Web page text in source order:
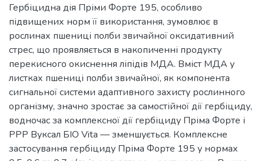
Гербіцидна дія Пріми Форте 195, особливо
підвищених норм її використання, зумовлює в
рослинах пшениці полби звичайної оксидативний
стрес, що проявляється в накопиченні продукту
перекисного окиснення ліпідів МДА. Вміст МДА у
листках пшениці полби звичайної, як компонента
сигнальної системи адаптивного захисту рослинного
організму, значно зростає за самостійної дії гербіциду,
водночас за комплексної дії гербіциду Пріма Форте і
РРР Вуксал БІО Vita — зменшується. Комплексне
застосування гербіциду Пріма Форте 195 у нормах